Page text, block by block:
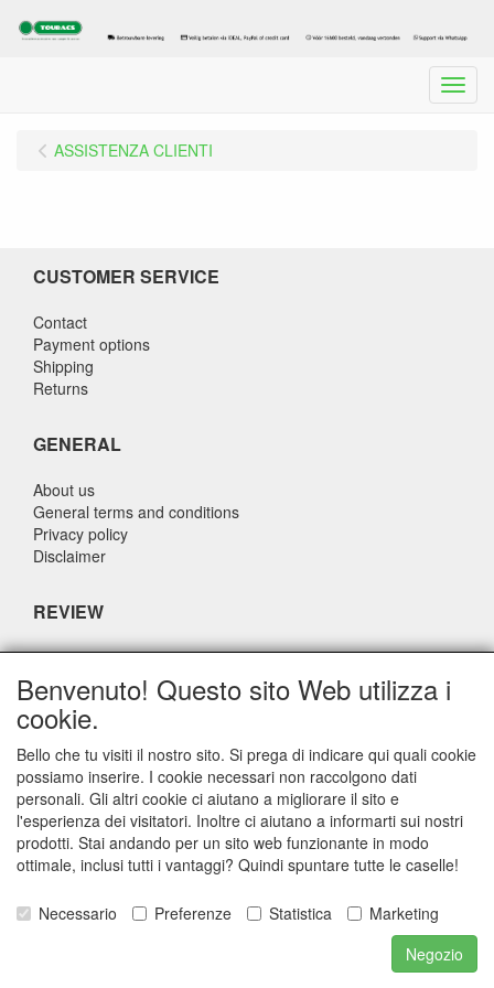
Menu
ASSISTENZA CLIENTI
CUSTOMER SERVICE
Contact
Payment options
Shipping
Returns
GENERAL
About us
General terms and conditions
Privacy policy
Disclaimer
REVIEW
What do others say about us?
Customers rate our service, price and speed with an average
score of 9.4 (Q1 Quality Report 2024)
CONTACT DETAILS
Adriaen Banckertstraat 6
3115 JE SCHIEDAM
The Netherlands
Benvenuto! Questo sito Web utilizza i
cookie.
Bello che tu visiti il nostro sito. Si prega di indicare qui quali cookie
possiamo inserire. I cookie necessari non raccolgono dati
personali. Gli altri cookie ci aiutano a migliorare il sito e
l'esperienza dei visitatori. Inoltre ci aiutano a informarti sui nostri
prodotti. Stai andando per un sito web funzionante in modo
ottimale, inclusi tutti i vantaggi? Quindi spuntare tutte le caselle!
Necessario Preferenze Statistica
Marketing
Negozio